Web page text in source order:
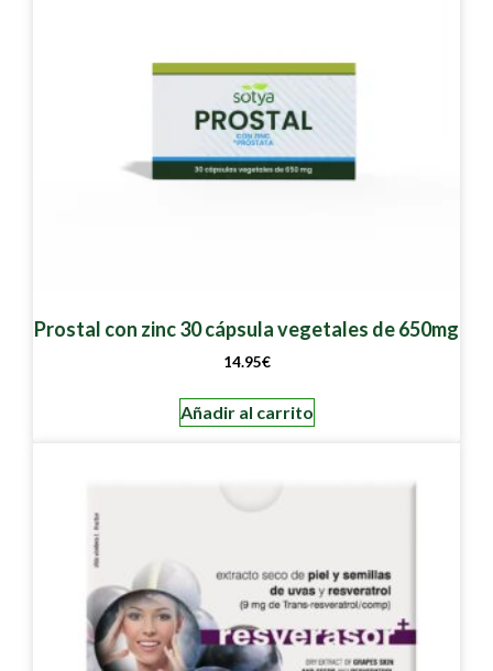
Prostal con zinc 30 cápsula vegetales de 650mg
14.95€
Añadir al carrito